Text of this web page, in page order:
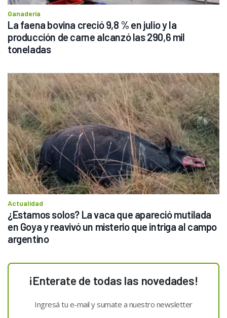
Ganadería
La faena bovina creció 9,8 % en julio y la
producción de carne alcanzó las 290,6 mil
toneladas
Actualidad
¿Estamos solos? La vaca que apareció mutilada
en Goya y reavivó un misterio que intriga al campo
argentino
¡Enterate de todas las novedades!
Ingresá tu e-mail y sumate a nuestro newsletter